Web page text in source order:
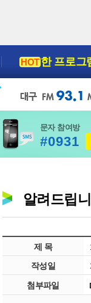
HOT한 프로그
문자 참여방
#0931
알려드립
제 목
작성일
첨부파일